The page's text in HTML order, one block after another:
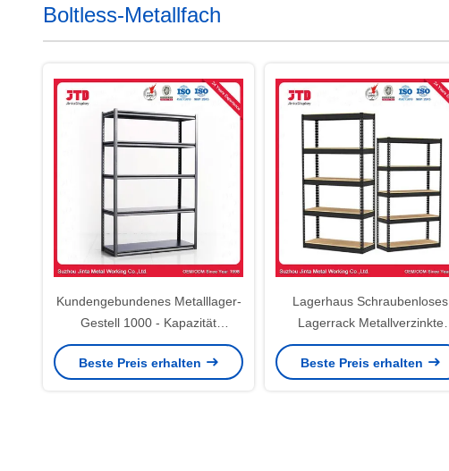
Boltless-Metallfach
Kundengebundenes Metalllager-
Gestell 1000 - Kapazität
4000kg/Layer
Beste Preis erhalten
Lagerhaus Schraubenloses
Lagerrack Metallverzinkte
Küchenregale Büroregler
Beste Preis erhalten